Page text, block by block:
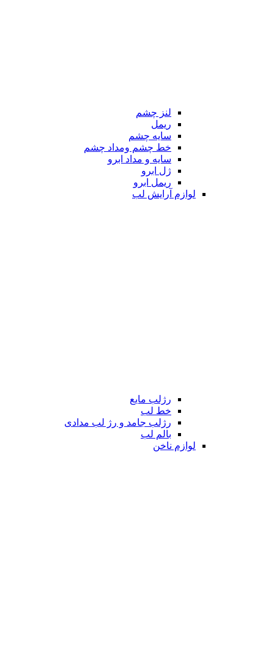
لنز چشم
ریمل
سایه چشم
خط چشم ومداد چشم
سایه و مداد ابرو
ژل ابرو
ریمل ابرو
لوازم آرایش لب
رژلب مایع
خط لب
رژلب جامد و رژ لب مدادی
بالم لب
لوازم ناخن